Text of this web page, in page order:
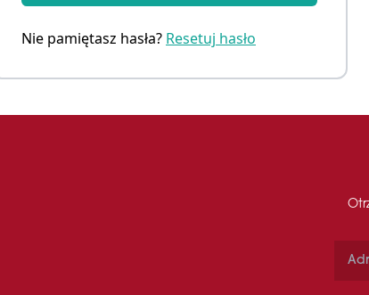
Nie pamiętasz hasła? Resetuj hasło